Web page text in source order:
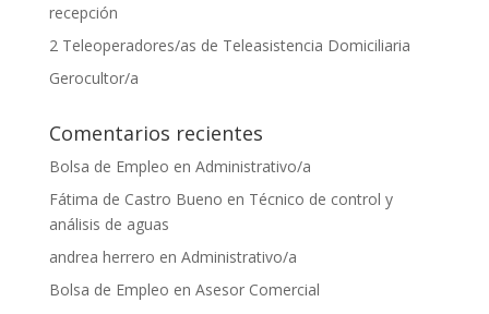
recepción
2 Teleoperadores/as de Teleasistencia Domiciliaria
Gerocultor/a
Comentarios recientes
Bolsa de Empleo en Administrativo/a
Fátima de Castro Bueno en Técnico de control y
análisis de aguas
andrea herrero en Administrativo/a
Bolsa de Empleo en Asesor Comercial